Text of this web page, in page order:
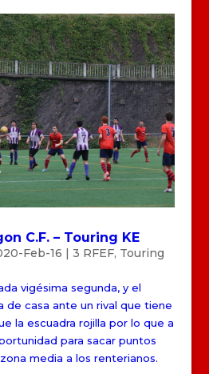
C.F. – Touring KE
Feb-16 | 3 RFEF, Touring
vigésima segunda, y el
de casa ante un rival que tiene
la escuadra rojilla por lo que a
para sacar puntos
media a los renterianos.